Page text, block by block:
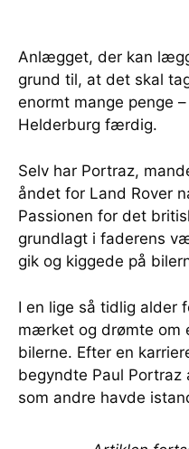
Anlægget, der kan
grund til, at det skal
enormt mange penge
Helderburg færdig.
Selv har Portraz,
åndet for Land Rover
Passionen for det
grundlagt i faderens
gik og kiggede på
I en lige så tidlig alder
mærket og drømte om
bilerne. Efter en
begyndte Paul Portraz
som andre havde